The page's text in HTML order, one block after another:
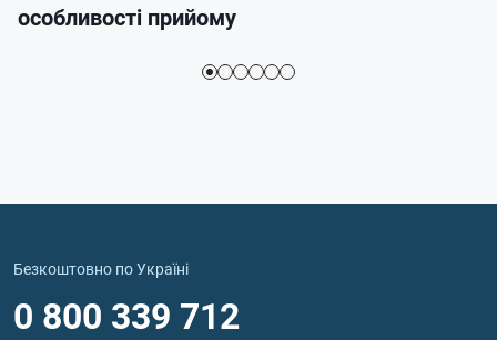
особливості прийому
Безкоштовно по Україні
0 800 339 712